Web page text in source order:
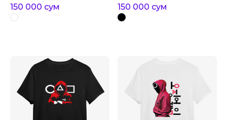
розовых страж
150 000 сум
подтеков
150 000 сум